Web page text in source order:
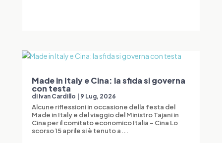
Made in Italy e Cina: la sfida si governa
con testa
di Ivan Cardillo 9 Lug, 2026
Alcune riflessioni in occasione della festa del
Made in Italy e del viaggio del Ministro Tajani in
Cina per il comitato economico Italia – Cina Lo
scorso 15 aprile si è tenuto a...